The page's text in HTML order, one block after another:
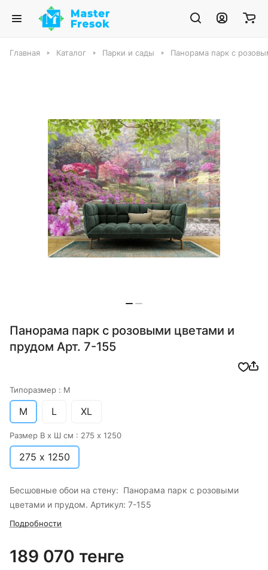
Главная Каталог Парки и сады Панорама парк с
Панорама парк с розовыми цветами и
прудом Арт. 7-155
Типоразмер : M
M L XL
Размер В х Ш см : 275 х 1250
275 х 1250
Бесшовные обои на стену: Панорама парк с розовыми
цветами и прудом. Артикул: 7-155
Подробности
189 070 тенге